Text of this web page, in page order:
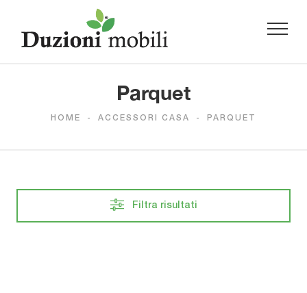
Parquet
HOME - ACCESSORI CASA - PARQUET
Filtra risultati